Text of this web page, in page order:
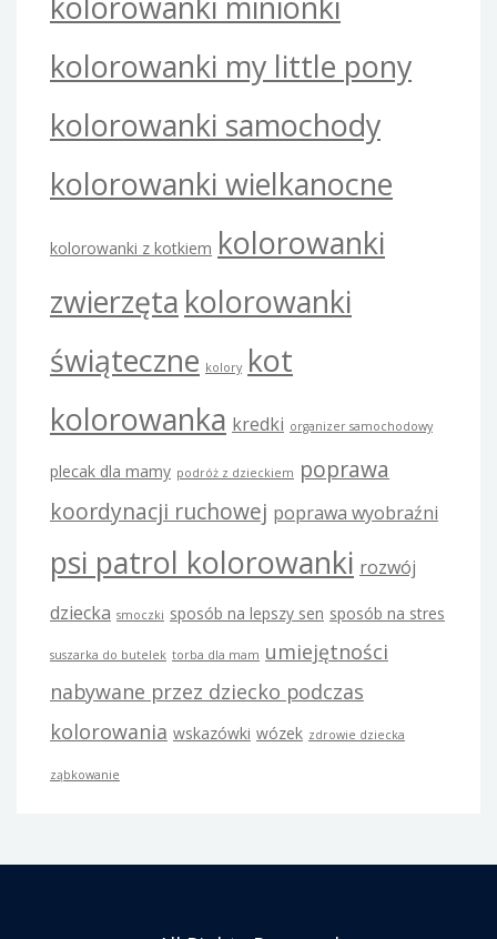
kolorowanki my little pony
kolorowanki samochody
kolorowanki wielkanocne
kolorowanki z kotkiem kolorowanki
zwierzęta kolorowanki
świąteczne kolory kot
kolorowanka kredki organizer samochodowy
plecak dla mamy podróż z dzieckiem poprawa
koordynacji ruchowej poprawa wyobraźni
psi patrol kolorowanki rozwój
dziecka smoczki sposób na lepszy sen sposób na stres
suszarka do butelek torba dla mam umiejętności
nabywane przez dziecko podczas
kolorowania wskazówki wózek zdrowie dziecka
ząbkowanie